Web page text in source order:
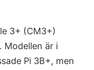
3+ (CM3+)
Modellen är i
Pi 3B+, men